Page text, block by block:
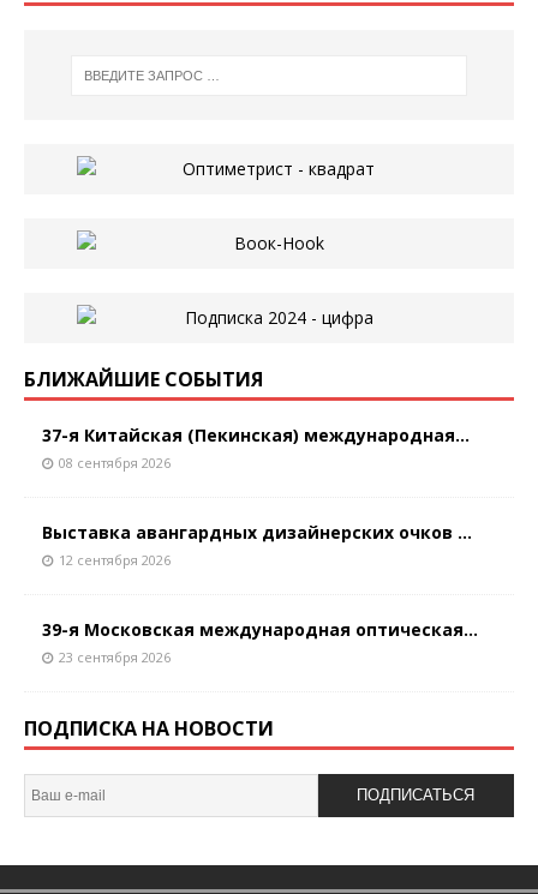
БЛИЖАЙШИЕ СОБЫТИЯ
37-я Китайская (Пекинская) международная...
08 сентября 2026
Выставка авангардных дизайнерских очков ...
12 сентября 2026
39-я Московская международная оптическая...
23 сентября 2026
ПОДПИСКА НА НОВОСТИ
ПОДПИСАТЬСЯ